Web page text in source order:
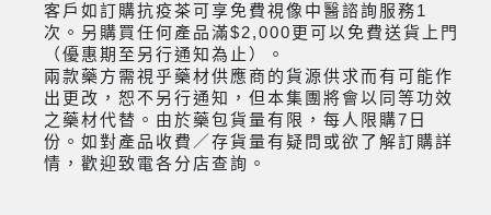
客戶如訂購抗疫茶可享免費視像中醫諮詢服務1
次。另購買任何產品滿$2,000更可以免費送貨上門
（優惠期至另行通知為止）。
兩款藥方需視乎藥材供應商的貨源供求而有可能作
出更改，恕不另行通知，但本集團將會以同等功效
之藥材代替。由於藥包貨量有限，每人限購7日
份。如對產品收費／存貨量有疑問或欲了解訂購詳
情，歡迎致電各分店查詢。